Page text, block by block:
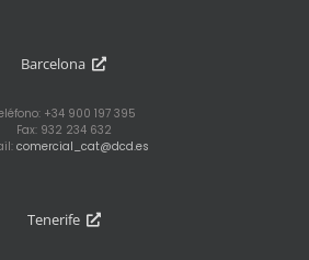
Barcelona
+34 900 197 395
Fax: 932 234 632
comercial_cat@dcd.es
Tenerife